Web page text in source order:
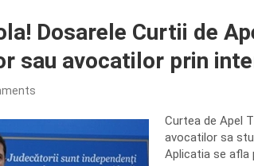
Dosarele Curtii de
sau avocatilor prin
Curtea de Apel
avocatilor sa
Aplicatia se afla